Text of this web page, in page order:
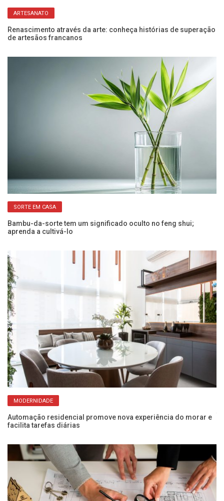
ARTESANATO
Renascimento através da arte: conheça histórias de superação
de artesãos francanos
SORTE EM CASA
Bambu-da-sorte tem um significado oculto no feng shui;
aprenda a cultivá-lo
MODERNIDADE
Automação residencial promove nova experiência do morar e
facilita tarefas diárias